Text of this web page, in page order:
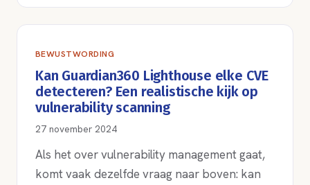
BEWUSTWORDING
Kan Guardian360 Lighthouse elke CVE
detecteren? Een realistische kijk op
vulnerability scanning
27 november 2024
Als het over vulnerability management gaat,
komt vaak dezelfde vraag naar boven: kan